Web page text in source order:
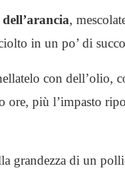
,
in un po’ di
con dell’olio,
ore, più l’impasto
grandezza di un